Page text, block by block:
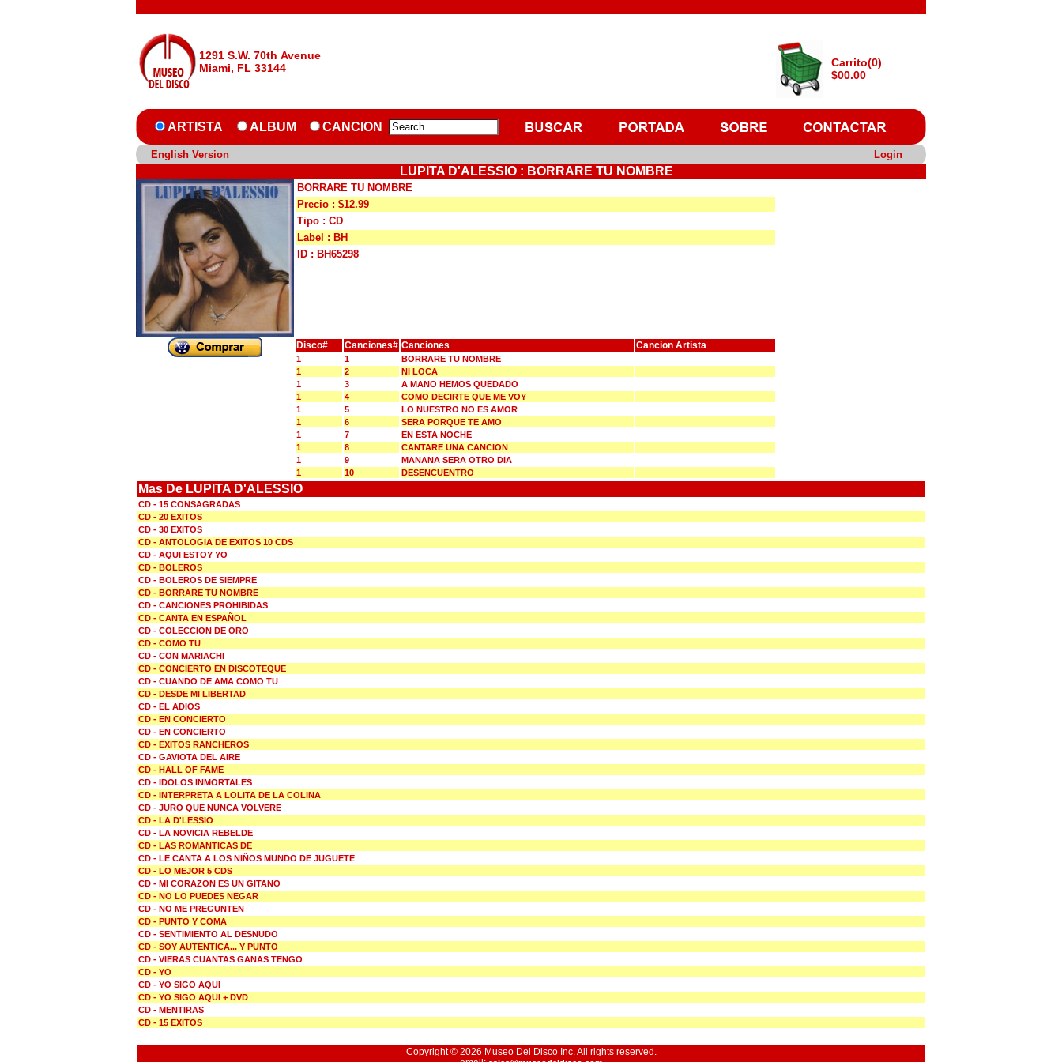
1291 S.W. 70th Avenue
Miami, FL 33144
Carrito(0)
$00.00
ARTISTA ALBUM CANCION
English Version Login
LUPITA D'ALESSIO : BORRARE TU NOMBRE
BORRARE TU NOMBRE
Precio : $12.99
Tipo : CD
Label : BH
ID : BH65298
Disco# Canciones# Canciones Cancion Artista
1 1
BORRARE TU NOMBRE
1
2
NI LOCA
1
3
A MANO HEMOS QUEDADO
1
4
COMO DECIRTE QUE ME VOY
1
5
LO NUESTRO NO ES AMOR
1
6
SERA PORQUE TE AMO
1
7
EN ESTA NOCHE
1
8
CANTARE UNA CANCION
1
9
MANANA SERA OTRO DIA
1
10 DESENCUENTRO
Mas De LUPITA D'ALESSIO
CD - 15 CONSAGRADAS
CD - 20 EXITOS
CD - 30 EXITOS
CD - ANTOLOGIA DE EXITOS 10 CDS
CD - AQUI ESTOY YO
CD - BOLEROS
CD - BOLEROS DE SIEMPRE
CD - BORRARE TU NOMBRE
CD - CANCIONES PROHIBIDAS
CD - CANTA EN ESPAÑOL
CD - COLECCION DE ORO
CD - COMO TU
CD - CON MARIACHI
CD - CONCIERTO EN DISCOTEQUE
CD - CUANDO DE AMA COMO TU
CD - DESDE MI LIBERTAD
CD - EL ADIOS
CD - EN CONCIERTO
CD - EN CONCIERTO
CD - EXITOS RANCHEROS
CD - GAVIOTA DEL AIRE
CD - HALL OF FAME
CD - IDOLOS INMORTALES
CD - INTERPRETA A LOLITA DE LA COLINA
CD - JURO QUE NUNCA VOLVERE
CD - LA D'LESSIO
CD - LA NOVICIA REBELDE
CD - LAS ROMANTICAS DE
CD - LE CANTA A LOS NIÑOS MUNDO DE JUGUETE
CD - LO MEJOR 5 CDS
CD - MI CORAZON ES UN GITANO
CD - NO LO PUEDES NEGAR
CD - NO ME PREGUNTEN
CD - PUNTO Y COMA
CD - SENTIMIENTO AL DESNUDO
CD - SOY AUTENTICA... Y PUNTO
CD - VIERAS CUANTAS GANAS TENGO
CD - YO
CD - YO SIGO AQUI
CD - YO SIGO AQUI + DVD
CD - MENTIRAS
CD - 15 EXITOS
Copyright © 2026 Museo Del Disco Inc. All rights reserved.